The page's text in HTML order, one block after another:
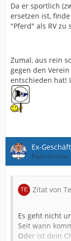
Da er sportlich
ersetzen ist,
"Pferd" als RV zu
Zumal, aus rein
gegen den
entschieden hat!
Ex-
PaderArmine
Zitat von
Es geht nicht
Seit wann
Oder ist dein